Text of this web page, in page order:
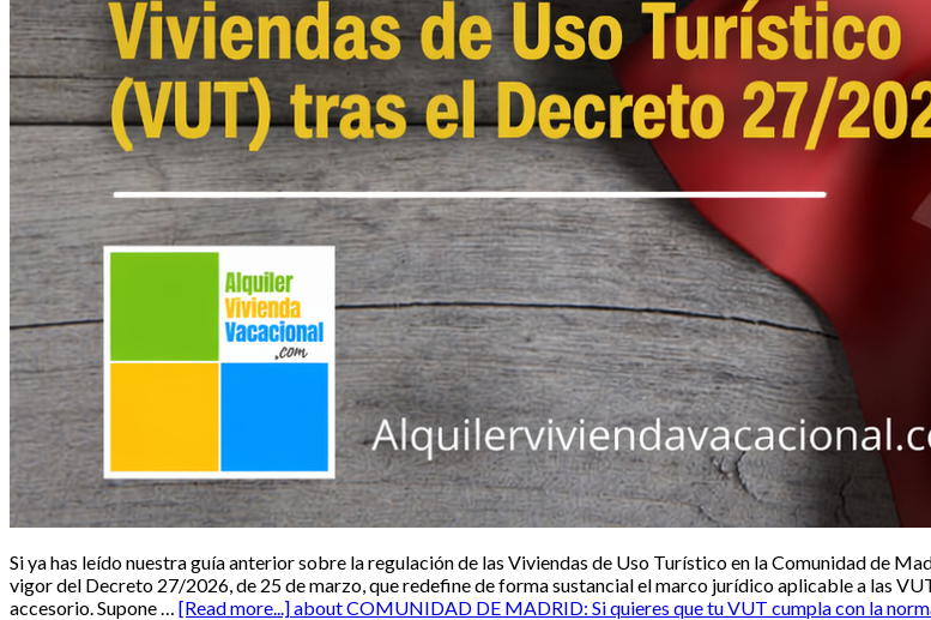
Si ya has leído nuestra guía anterior sobre la regulación de las Viviendas de Uso Turístico en la Comunidad de
vigor del Decreto 27/2026, de 25 de marzo, que redefine de forma sustancial el marco jurídico aplicable a las
accesorio. Supone … [Read more...]about COMUNIDAD DE MADRID: Si quieres que tu VUT cumpla con la